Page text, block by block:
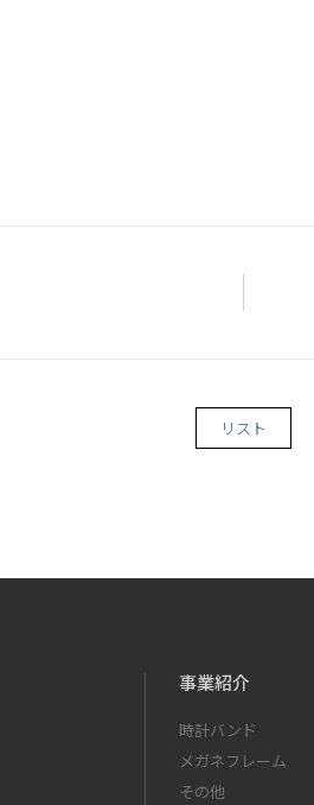
リスト
事業紹介
時計バンド
メガネフレーム
その他